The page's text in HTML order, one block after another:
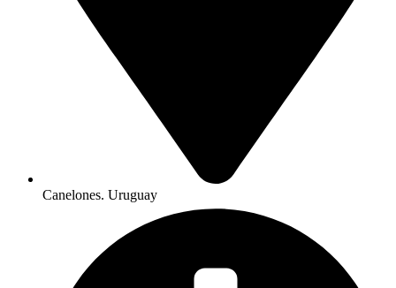
Canelones. Uruguay